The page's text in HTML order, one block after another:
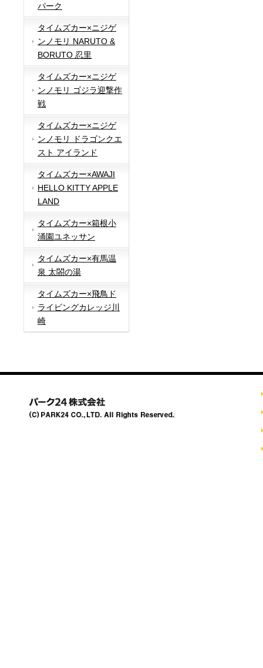
パーク
タイムズカー×ニジゲ
ンノモリ NARUTO &
BORUTO 忍里
タイムズカー×ニジゲ
ンノモリ ゴジラ迎撃作
戦
タイムズカー×ニジゲ
ンノモリ ドラゴンクエ
スト アイランド
タイムズカー×AWAJI
HELLO KITTY APPLE
LAND
タイムズカー×箱根小
涌園ユネッサン
タイムズカー×有馬温
泉 太閤の湯
タイムズカー×飛鳥ド
ライビングカレッジ川
崎